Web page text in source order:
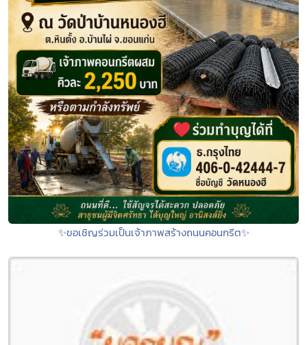
✨ขอเชิญร่วมเป็นเจ้าภาพสร้างถนนคอนกรีต✨